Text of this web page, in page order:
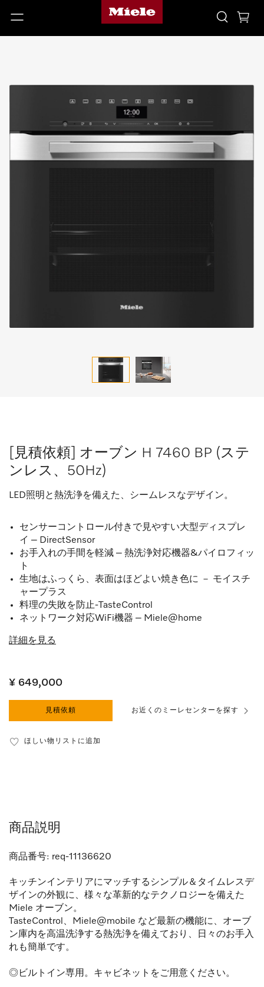
[見積依頼] オーブン H 7460 BP (ステ
ンレス、50Hz)
LED照明と熱洗浄を備えた、シームレスなデザイン。
センサーコントロール付きで見やすい大型ディスプレ
イ – DirectSensor
お手入れの手間を軽減 – 熱洗浄対応機器&パイロフィッ
ト
生地はふっくら、表面はほどよい焼き色に － モイスチ
ャープラス
料理の失敗を防止-TasteControl
ネットワーク対応WiFi機器 – Miele@home
詳細を見る
¥ 649,000
見積依頼 お近くのミーレセンターを探す
ほしい物リストに追加
商品説明
商品番号: req-11136620
キッチンインテリアにマッチするシンプル＆タイムレスデ
ザインの外観に、様々な革新的なテクノロジーを備えた
Miele オーブン。
TasteControl、Miele@mobile など最新の機能に、オーブ
ン庫内を高温洗浄する熱洗浄を備えており、日々のお手入
れも簡単です。
◎ビルトイン専用。キャビネットをご用意ください。